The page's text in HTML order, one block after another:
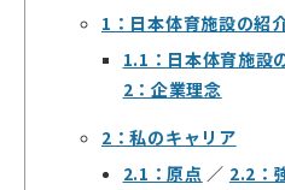
1：日本体育施設の紹
1.1：日本体育施設
2：企業理念
2：私のキャリア
2.1：原点 ／ 2.2：